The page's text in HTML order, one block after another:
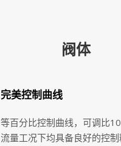
阀体
完美控制曲线
等百分比控制曲线，可调比
流量工况下均具备良好的控